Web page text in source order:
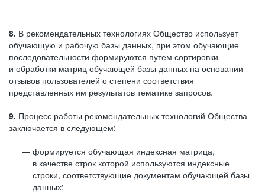
8. В рекомендательных технологиях Общество использует
обучающую и рабочую базы данных, при этом обучающие
последовательности формируются путем сортировки
и обработки матриц обучающей базы данных на основании
отзывов пользователей о степени соответствия
представленных им результатов тематике запросов.
9. Процесс работы рекомендательных технологий Общества
заключается в следующем:
формируется обучающая индексная матрица,
в качестве строк которой используются индексные
строки, соответствующие документам обучающей базы
данных;